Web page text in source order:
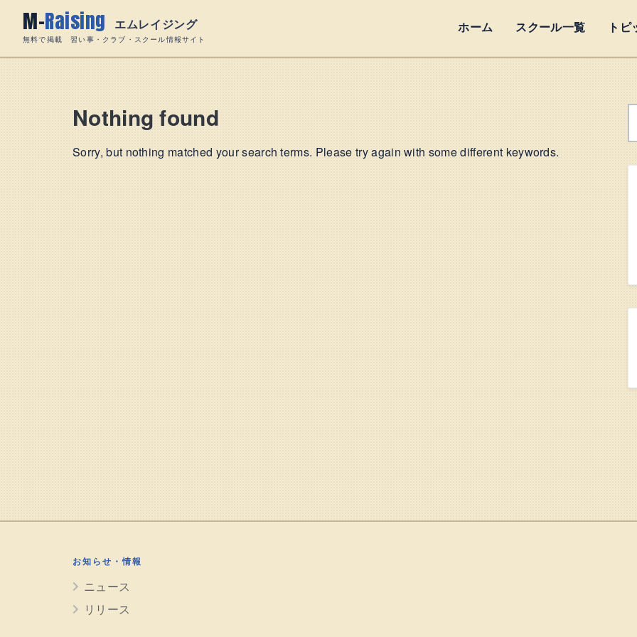
content
M-Raising エムレイジング
無料で掲載 習い事・クラブ・スクール情報サイト
ホーム スクール一覧 トピ
Nothing found
Sorry, but nothing matched your search terms. Please try again with some different keywords.
お知らせ・情報
ニュース
リリース